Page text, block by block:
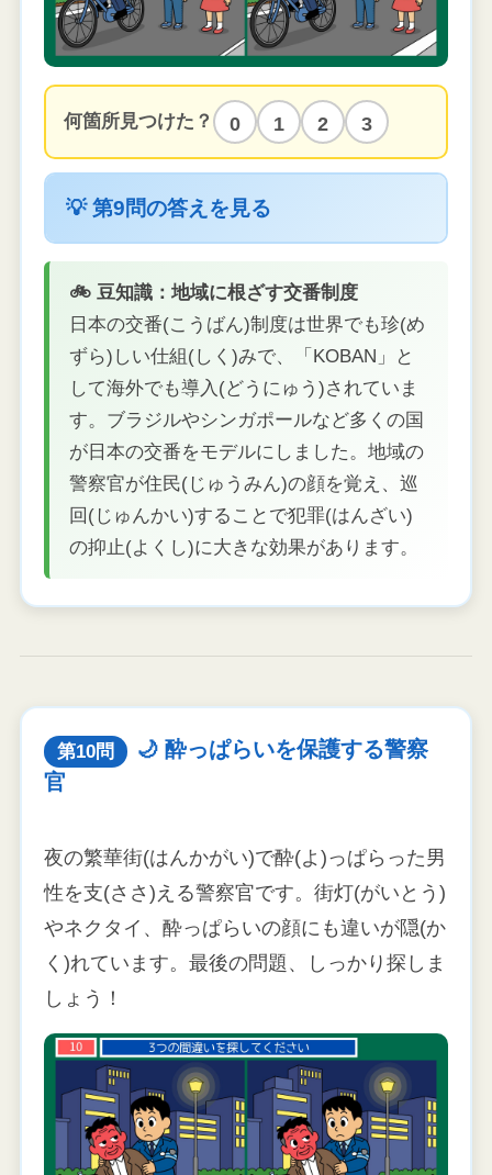
何箇所見つけた？ 0 1 2 3
💡 第9問の答えを見る
🚲 豆知識：地域に根ざす交番制度
日本の交番(こうばん)制度は世界でも珍(め
ずら)しい仕組(しく)みで、「KOBAN」と
して海外でも導入(どうにゅう)されていま
す。ブラジルやシンガポールなど多くの国
が日本の交番をモデルにしました。地域の
警察官が住民(じゅうみん)の顔を覚え、巡
回(じゅんかい)することで犯罪(はんざい)
の抑止(よくし)に大きな効果があります。
第10問
🌙 酔っぱらいを保護する警察
官
夜の繁華街(はんかがい)で酔(よ)っぱらった男
性を支(ささ)える警察官です。街灯(がいとう)
やネクタイ、酔っぱらいの顔にも違いが隠(か
く)れています。最後の問題、しっかり探しま
しょう！